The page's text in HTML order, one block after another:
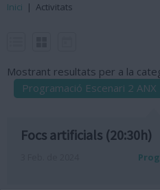
Inici | Activitats
Mostrant resultats per a la
Programació Escenari 2
Focs artificials (20:30h)